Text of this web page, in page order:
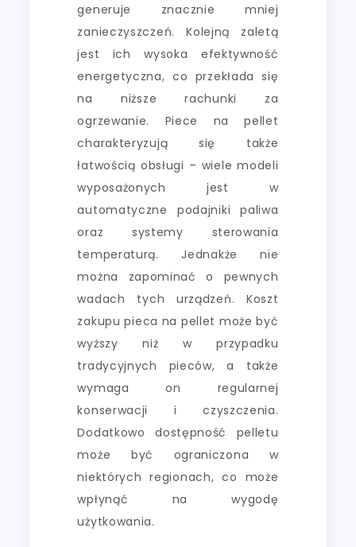
generuje znacznie mniej
zanieczyszczeń. Kolejną zaletą
jest ich wysoka efektywność
energetyczna, co przekłada się
na niższe rachunki za
ogrzewanie. Piece na pellet
charakteryzują się także
łatwością obsługi – wiele modeli
wyposażonych jest w
automatyczne podajniki paliwa
oraz systemy sterowania
temperaturą. Jednakże nie
można zapominać o pewnych
wadach tych urządzeń. Koszt
zakupu pieca na pellet może być
wyższy niż w przypadku
tradycyjnych pieców, a także
wymaga on regularnej
konserwacji i czyszczenia.
Dodatkowo dostępność pelletu
może być ograniczona w
niektórych regionach, co może
wpłynąć na wygodę
użytkowania.